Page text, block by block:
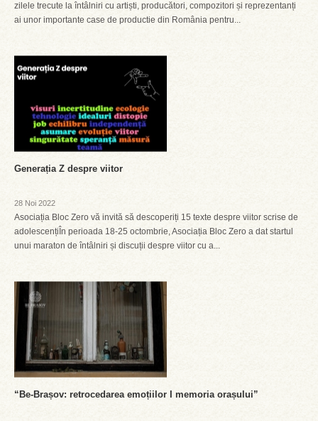
zilele trecute la întâlniri cu artiști, producători, compozitori și reprezentanți
ai unor importante case de productie din România pentru...
Generația Z despre viitor
28 Noi 2022
Asociația Bloc Zero vă invită să descoperiți 15 texte despre viitor scrise de
adolescențiÎn perioada 18-25 octombrie, Asociația Bloc Zero a dat startul
unui maraton de întâlniri și discuții despre viitor cu a...
“Be-Brașov: retrocedarea emoțiilor I memoria orașului”